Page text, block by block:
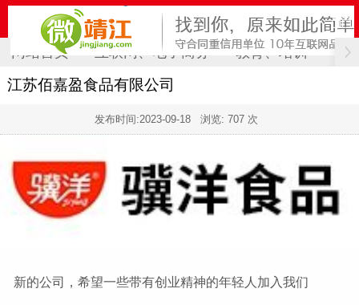
网站首页 互联网、电子商务 教育、培训 计
江苏佰嘉盈食品有限公司
发布时间:2023-09-18 浏览: 707 次
新的公司，希望一些带有创业精神的年轻人加入我们